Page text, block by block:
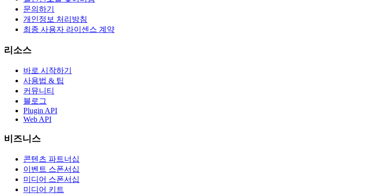
문의하기
개인정보 처리방침
최종 사용자 라이센스 계약
리소스
바로 시작하기
사용법 & 팁
커뮤니티
블로그
Plugin API
Web API
비즈니스
콘텐츠 파트너십
이벤트 스폰서십
미디어 스폰서십
미디어 키트